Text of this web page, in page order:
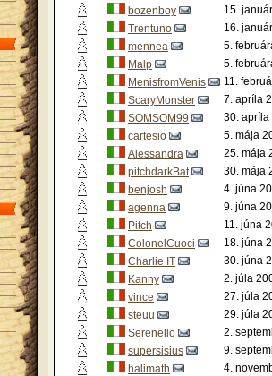
bozenboy
15.
Trentuno
16.
mennea
5.
Malp
5.
MenisfromVenis
11.
ScaryMonster
7. apríla
SOMSOM99
30. apríla
cartesio
5. mája
Alessandra
25. mája
pitchdarkBat
30. mája
benjosh
4. júna
agenna
9. júna
Pitch
11. júna
ColonelCuoci
18. júna
Charlie IT
30. júna
Kanny
2. júla
vince
27. júla
steuu
29. júla
Serenello
2.
supersisius
9.
halimath
4.